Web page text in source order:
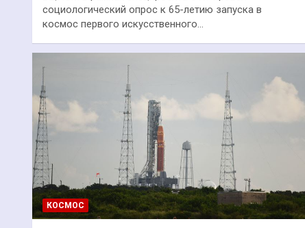
социологический опрос к 65-летию запуска в
космос первого искусственного…
КОСМОС